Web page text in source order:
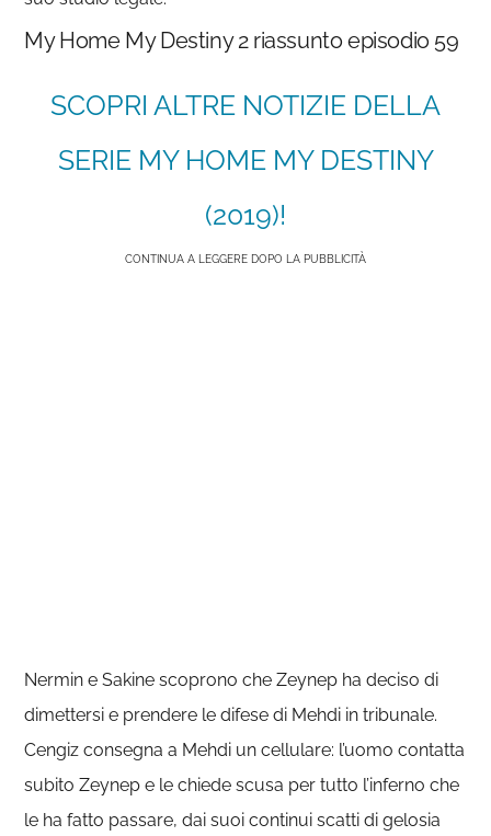
My Home My Destiny 2 riassunto episodio 59
SCOPRI ALTRE NOTIZIE DELLA
SERIE MY HOME MY DESTINY
(2019)!
CONTINUA A LEGGERE DOPO LA PUBBLICITÀ
Nermin e Sakine scoprono che Zeynep ha deciso di
dimettersi e prendere le difese di Mehdi in tribunale.
Cengiz consegna a Mehdi un cellulare: l’uomo contatta
subito Zeynep e le chiede scusa per tutto l’inferno che
le ha fatto passare, dai suoi continui scatti di gelosia